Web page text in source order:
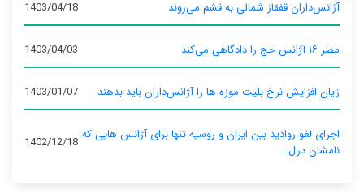
آژانس‌داران قفقاز شمالی به قشم می‌روند 1403/04/18
مصر ۱۶ آژانس حج را دادگاهی می‌کند 1403/04/03
زیان افزایش نرخ بلیت موزه ها را آژانس‌داران باید بدهند 1403/01/07
اجرای لغو روادید بین ایران و روسیه تنها برای آژانس‌ هایی که
نامشان درل...
1402/12/18